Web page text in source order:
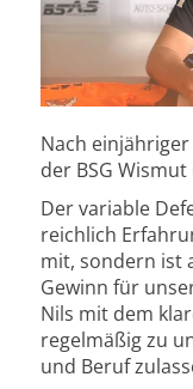
Nach
der BSG Wismut
Der variable
reichlich
mit, sondern ist
Gewinn für
Nils mit dem
regelmäßig zu
und Beruf